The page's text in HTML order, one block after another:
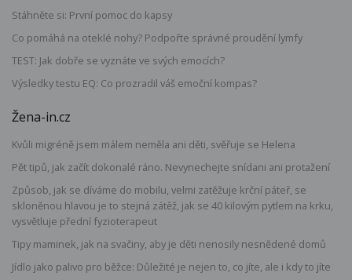
Stáhněte si: První pomoc do kapsy
Co pomáhá na oteklé nohy? Podpořte správné proudění lymfy
TEST: Jak dobře se vyznáte ve svých emocích?
Výsledky testu EQ: Co prozradil váš emoční kompas?
Žena-in.cz
Kvůli migréně jsem málem neměla ani děti, svěřuje se Helena
Pět tipů, jak začít dokonalé ráno. Nevynechejte snídani ani protažení
Způsob, jak se díváme do mobilu, velmi zatěžuje krční páteř, se
skloněnou hlavou je to stejná zátěž, jak se 40 kilovým pytlem na krku,
vysvětluje přední fyzioterapeut
Tipy maminek, jak na svačiny, aby je děti nenosily nesnědené domů
Jídlo jako palivo pro běžce: Důležité je nejen to, co jíte, ale i kdy to jíte